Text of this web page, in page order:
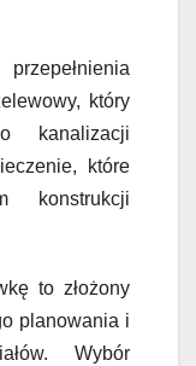
który
kanalizacji
które
konstrukcji
to złożony
planowania i
Wybór